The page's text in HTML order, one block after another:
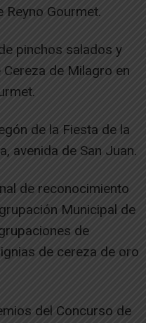
Reyno Gourmet.
pinchos salados y
de Milagro en
de la Fiesta de la
avenida de San Juan.
de reconocimiento
Municipal de
de
de cereza de oro
del Concurso de